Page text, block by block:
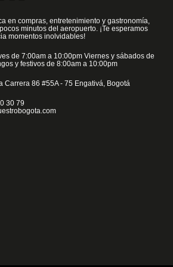
en compras, entretenimiento y gastronomía,
minutos del aeropuerto. ¡Te esperamos
momentos inolvidables!
de 7:00am a 10:00pm Viernes y sábados de
y festivos de 8:00am a 10:00pm
Carrera 86 #55A - 75 Engativá, Bogotá
30 79